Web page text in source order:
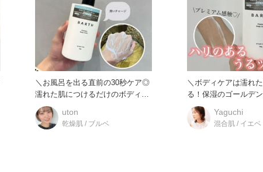
＼お風呂を出る直前の30秒ケア◎
濡れた肌につけるだけのボディケ
uton
乾燥肌 / ブルベ
＼ボディケアは濡れ
る！保湿のゴールデ
でハリのあるうるツ
Yaguchi
混合肌 / イエベ